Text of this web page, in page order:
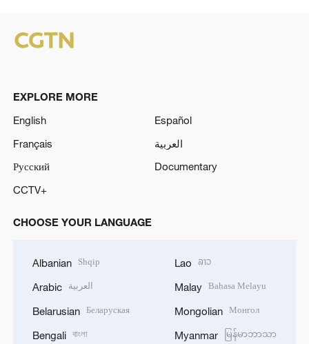
EXPLORE MORE
English
Español
Français
العربية
Русский
Documentary
CCTV+
CHOOSE YOUR LANGUAGE
Albanian Shqip
Arabic العربية
Belarusian Беларуская
Bengali বাংলা
Lao ລາວ
Malay Bahasa Melayu
Mongolian Монгол
Myanmar မြန်မာဘာသာ